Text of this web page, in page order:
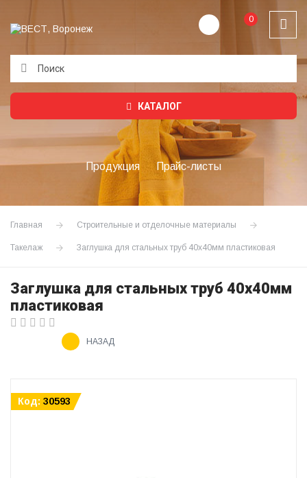
0
КАТАЛОГ
Продукция Прайс-листы
Главная Строительные и отделочные материалы
Такелаж Заглушка для стальных труб 40х40мм пластиковая
Заглушка для стальных труб 40х40мм
пластиковая
НАЗАД
Код: 30593